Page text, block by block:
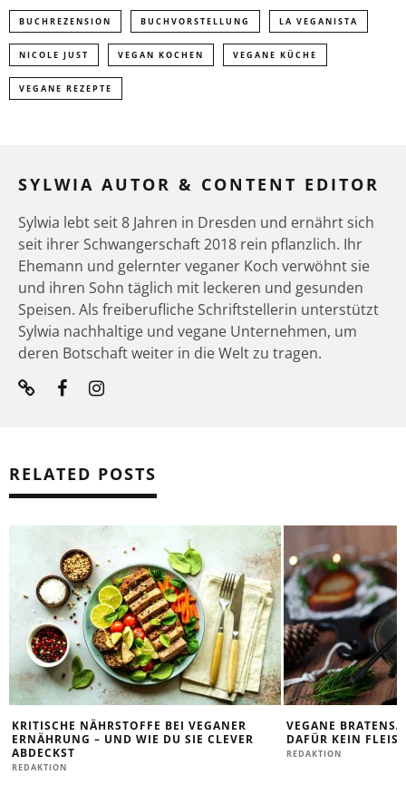
BUCHREZENSION BUCHVORSTELLUNG LA VEGANISTA
NICOLE JUST VEGAN KOCHEN VEGANE KÜCHE
VEGANE REZEPTE
SYLWIA AUTOR & CONTENT EDITOR
Sylwia lebt seit 8 Jahren in Dresden und ernährt sich
seit ihrer Schwangerschaft 2018 rein pflanzlich. Ihr
Ehemann und gelernter veganer Koch verwöhnt sie
und ihren Sohn täglich mit leckeren und gesunden
Speisen. Als freiberufliche Schriftstellerin unterstützt
Sylwia nachhaltige und vegane Unternehmen, um
deren Botschaft weiter in die Welt zu tragen.
RELATED POSTS
KRITISCHE NÄHRSTOFFE BEI VEGANER
ERNÄHRUNG – UND WIE DU SIE CLEVER
ABDECKST
REDAKTION
VEGANE
DAFÜR KEIN
REDAKTION